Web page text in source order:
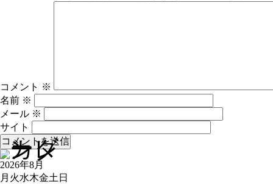
コメント ※
名前 ※
メール ※
サイト
2026年8月
月 火水木金土 日